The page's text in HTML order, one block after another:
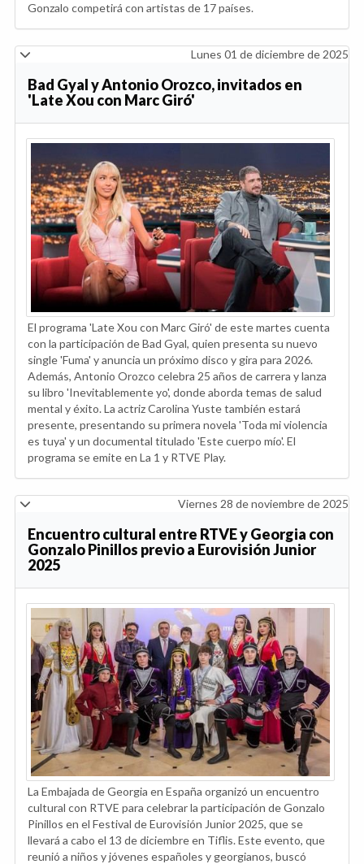
Gonzalo competirá con artistas de 17 países.
Lunes 01 de diciembre de 2025
Bad Gyal y Antonio Orozco, invitados en
'Late Xou con Marc Giró'
El programa 'Late Xou con Marc Giró' de este martes cuenta
con la participación de Bad Gyal, quien presenta su nuevo
single 'Fuma' y anuncia un próximo disco y gira para 2026.
Además, Antonio Orozco celebra 25 años de carrera y lanza
su libro 'Inevitablemente yo', donde aborda temas de salud
mental y éxito. La actriz Carolina Yuste también estará
presente, presentando su primera novela 'Toda mi violencia
es tuya' y un documental titulado 'Este cuerpo mío'. El
programa se emite en La 1 y RTVE Play.
Viernes 28 de noviembre de 2025
Encuentro cultural entre RTVE y Georgia con
Gonzalo Pinillos previo a Eurovisión Junior
2025
La Embajada de Georgia en España organizó un encuentro
cultural con RTVE para celebrar la participación de Gonzalo
Pinillos en el Festival de Eurovisión Junior 2025, que se
llevará a cabo el 13 de diciembre en Tiflis. Este evento, que
reunió a niños y jóvenes españoles y georgianos, buscó